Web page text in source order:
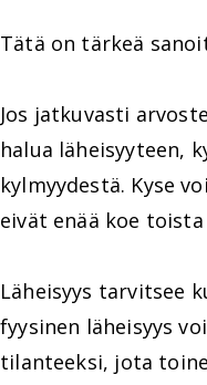
Tätä on tärkeä
Jos jatkuvasti
halua läheisyyteen,
kylmyydestä. Kyse
eivät enää koe
Läheisyys tarvitsee
fyysinen läheisyys
tilanteeksi, jota